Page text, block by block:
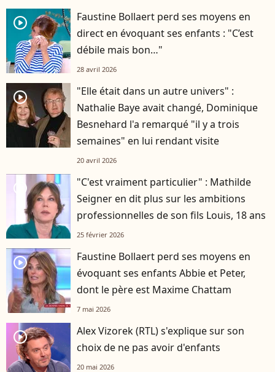
player2
Faustine Bollaert perd ses moyens en
direct en évoquant ses enfants : "C’est
débile mais bon…"
28 avril 2026
player2
"Elle était dans un autre univers" :
Nathalie Baye avait changé, Dominique
Besnehard l'a remarqué "il y a trois
semaines" en lui rendant visite
20 avril 2026
player2
"C'est vraiment particulier" : Mathilde
Seigner en dit plus sur les ambitions
professionnelles de son fils Louis, 18 ans
25 février 2026
player2
Faustine Bollaert perd ses moyens en
évoquant ses enfants Abbie et Peter,
dont le père est Maxime Chattam
7 mai 2026
player2
Alex Vizorek (RTL) s'explique sur son
choix de ne pas avoir d'enfants
20 mai 2026